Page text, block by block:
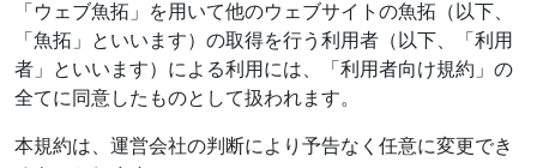
「ウェブ魚拓」を用いて他のウェブサイトの魚拓（以下、
「魚拓」といいます）の取得を行う利用者（以下、「利用
者」といいます）による利用には、「利用者向け規約」の
全てに同意したものとして扱われます。
本規約は、運営会社の判断により予告なく任意に変更でき